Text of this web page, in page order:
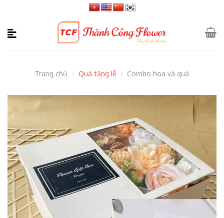
content
Trang chủ / Quà tặng lễ / Combo hoa và quà